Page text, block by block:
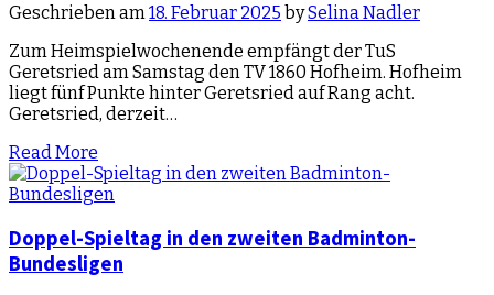
Geschrieben am18. Februar 2025 bySelina Nadler
Zum Heimspielwochenende empfängt der TuS
Geretsried am Samstag den TV 1860 Hofheim. Hofheim
liegt fünf Punkte hinter Geretsried auf Rang acht.
Geretsried, derzeit…
Read More
Doppel-Spieltag in den zweiten Badminton-
Bundesligen